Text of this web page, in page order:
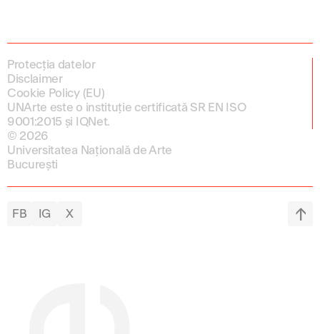
Protecția datelor
Disclaimer
Cookie Policy (EU)
UNArte este o instituție certificată SR EN ISO
9001:2015 și IQNet.
© 2026
Universitatea Națională de Arte
București
FB IG X